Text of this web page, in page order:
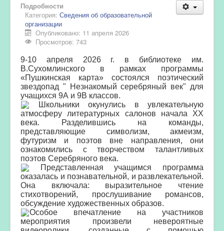
Подробности
Категория: Сведения об образовательной
организации
Опубликовано: 11 апреля 2026
Просмотров: 743
9-10 апреля 2026 г. в библиотеке им.
В.Сухомлинского в рамках программы
«Пушкинская карта» состоялся поэтический
звездопад " Незнакомый серебряный век" для
учащихся 9А и 9В классов.
Школьники окунулись в увлекательную
атмосферу литературных салонов начала XX
века. Разделившись на команды,
представляющие символизм, акмеизм,
футуризм и поэтов вне направления, они
ознакомились с творчеством талантливых
поэтов Серебряного века.
Представленная учащимся программа
оказалась и познавательной, и развлекательной.
Она включала: выразительное чтение
стихотворений, прослушивание романсов,
обсуждение художественных образов.
Особое впечатление на участников
мероприятия произвели невероятные